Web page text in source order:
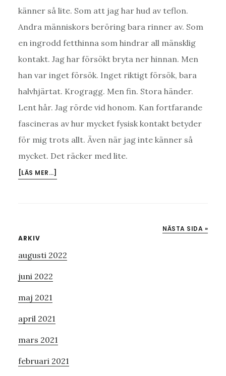
känner så lite. Som att jag har hud av teflon.
Andra människors beröring bara rinner av. Som
en ingrodd fetthinna som hindrar all mänsklig
kontakt. Jag har försökt bryta ner hinnan. Men
han var inget försök. Inget riktigt försök, bara
halvhjärtat. Krogragg. Men fin. Stora händer.
Lent hår. Jag rörde vid honom. Kan fortfarande
fascineras av hur mycket fysisk kontakt betyder
för mig trots allt. Även när jag inte känner så
mycket. Det räcker med lite.
[LÄS MER…]
NÄSTA SIDA »
Primärt
sidofält
ARKIV
augusti 2022
juni 2022
maj 2021
april 2021
mars 2021
februari 2021